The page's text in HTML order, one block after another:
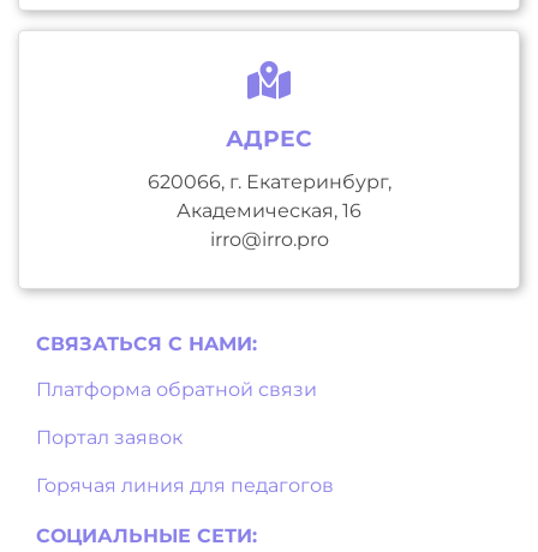
АДРЕС
620066, г. Екатеринбург,
Академическая, 16
irro@irro.pro
СВЯЗАТЬСЯ С НAМИ:
Платформа обратной связи
Портал заявок
Горячая линия для педагогов
СОЦИАЛЬНЫЕ СЕТИ: